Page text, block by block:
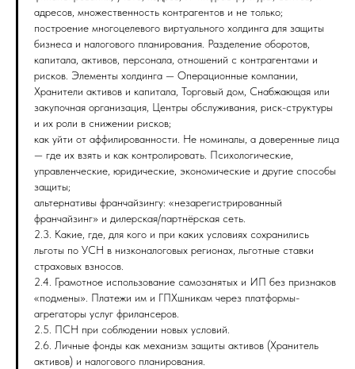
адресов, множественность контрагентов и не только;
построение многоцелевого виртуального холдинга для защиты
бизнеса и налогового планирования. Разделение оборотов,
капитала, активов, персонала, отношений с контрагентами и
рисков. Элементы холдинга — Операционные компании,
Хранители активов и капитала, Торговый дом, Снабжающая или
закупочная организация, Центры обслуживания, риск-структуры
и их роли в снижении рисков;
как уйти от аффилированности. Не номиналы, а доверенные лица
— где их взять и как контролировать. Психологические,
управленческие, юридические, экономические и другие способы
защиты;
альтернативы франчайзингу: «незарегистрированный
франчайзинг» и дилерская/партнёрская сеть.
2.3. Какие, где, для кого и при каких условиях сохранились
льготы по УСН в низконалоговых регионах, льготные ставки
страховых взносов.
2.4. Грамотное использование самозанятых и ИП без признаков
«подмены». Платежи им и ГПХшникам через платформы-
агрегаторы услуг фрилансеров.
2.5. ПСН при соблюдении новых условий.
2.6. Личные фонды как механизм защиты активов (Хранитель
активов) и налогового планирования.